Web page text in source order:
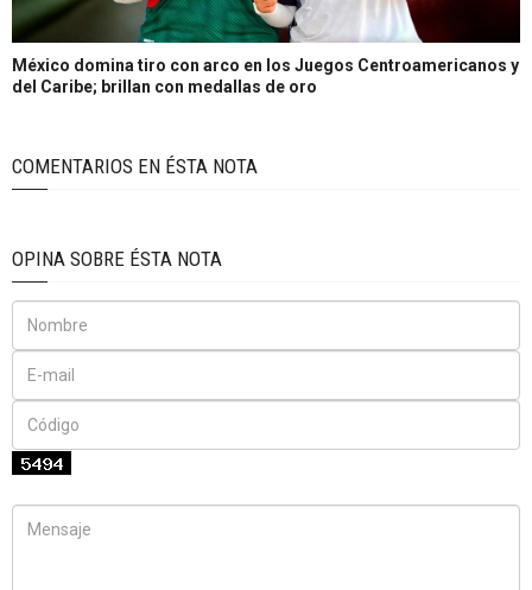
México domina tiro con arco en los Juegos Centroamericanos y
del Caribe; brillan con medallas de oro
COMENTARIOS EN ÉSTA NOTA
OPINA SOBRE ÉSTA NOTA